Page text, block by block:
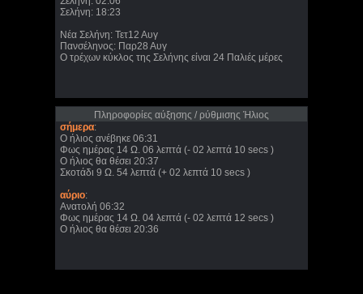
Σελήνη: 18:23
Νέα Σελήνη: Τετ12 Αυγ
Πανσέληνος: Παρ28 Αυγ
Ο τρέχων κύκλος της Σελήνης είναι 24 Παλιές μέρες
Πληροφορίες αύξησης / ρύθμισης Ήλιος
σήμερα:
Ο ήλιος ανέβηκε 06:31
Φως ημέρας 14 Ω. 06 λεπτά (- 02 λεπτά 10 secs )
Ο ήλιος θα θέσει 20:37
Σκοτάδι 9 Ω. 54 λεπτά (+ 02 λεπτά 10 secs )
αύριο:
Ανατολή 06:32
Φως ημέρας 14 Ω. 04 λεπτά (- 02 λεπτά 12 secs )
Ο ήλιος θα θέσει 20:36